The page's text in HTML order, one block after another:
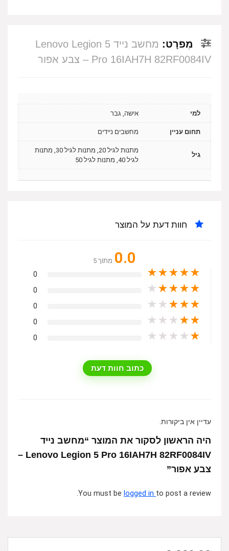
מִפרָט:
מחשב נייד Lenovo Legion 5
Pro 16IAH7H 82RF0084IV – צבע אפור
למי אישה, גבר
תחום עניין מחשבים ניידים
גיל
מתנות לגיל 20, מתנות לגיל 30, מתנות
לגיל 40, מתנות לגיל 50
חוות דעת על המוצר
0.0 מִתוֹך 5
★
★
★
★
★
0
★
★
★
★
★
0
★
★
★
★
★
0
★
★
★
★
★
0
★
★
★
★
★
0
כתוב חוות דעת
עדיין אין ביקורות.
היה הראשון לסקור את המוצר “מחשב נייד
Lenovo Legion 5 Pro 16IAH7H 82RF0084IV –
צבע אפור”
You must be logged in to post a review.